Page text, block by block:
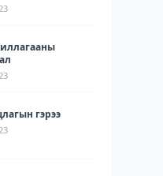
гэрээ